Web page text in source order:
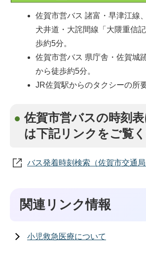
佐賀市営バス 諸富・早津江線
犬井道・大詫間線「大隈重信
歩約5分。
佐賀市営バス 県庁舎・佐賀城
から徒歩約5分。
JR佐賀駅からのタクシーの所
佐賀市営バスの時刻
は下記リンクをご覧く
バス発着時刻検索（佐賀市交通局
関連リンク情報
小児救急医療について